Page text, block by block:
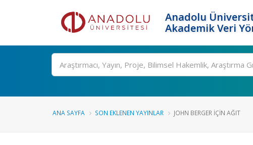
Anadolu
Akademik Veri
Ara
ANA SAYFA SON EKLENEN YAYINLAR JOHN BERGER İÇIN AĞIT